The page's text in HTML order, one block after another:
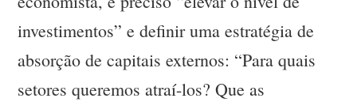
investimentos” e definir uma estratégia de
absorção de capitais externos: “Para quais
setores queremos atraí-los? Que as